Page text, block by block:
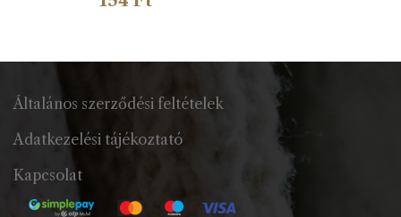
Általános szerződési feltételek
Adatkezelési tájékoztató
Kapcsolat